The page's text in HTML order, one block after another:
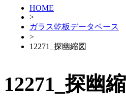
HOME
>
ガラス乾板データベース
>
12271_探幽縮図
12271_探幽